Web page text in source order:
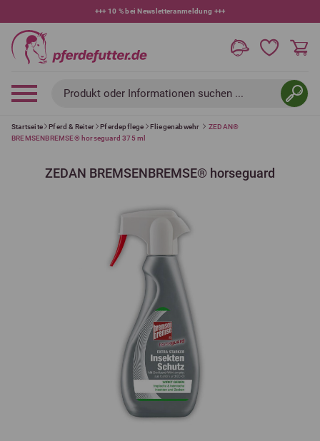
+++ 10 % bei Newsletteranmeldung +++
Produkt oder Informationen suchen ...
Startseite Pferd & Reiter Pferdepflege Fliegenabwehr
ZEDAN®
BREMSENBREMSE® horseguard 375 ml
ZEDAN BREMSENBREMSE® horseguard